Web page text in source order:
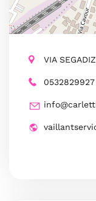
VIA
0532829927